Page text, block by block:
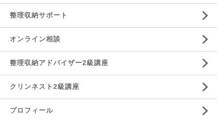
整理収納サポート
オンライン相談
整理収納アドバイザー2級講座
クリンネスト2級講座
プロフィール